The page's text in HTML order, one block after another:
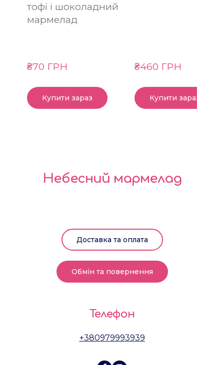
тофі і шоколадний
мармелад
₴70 ГРН
Купити зараз
₴460 ГРН
Купити зараз
Небесний мармелад
Доставка та оплата
Обмін та повернення
Телефон
+380979993939